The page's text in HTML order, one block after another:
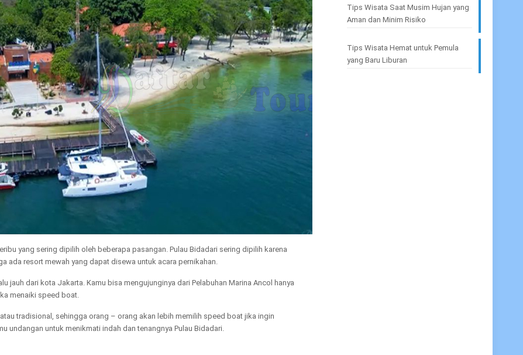
yang sering dipilih oleh beberapa pasangan. Pulau Bidadari sering dipilih karena
ada resort mewah yang dapat disewa untuk acara pernikahan.
jauh dari kota Jakarta. Kamu bisa mengujunginya dari Pelabuhan Marina Ancol hanya
menaiki speed boat.
tradisional, sehingga orang – orang akan lebih memilih speed boat jika ingin
undangan untuk menikmati indah dan tenangnya Pulau Bidadari.
Tips Wisata Saat Musim Hujan yang
Aman dan Minim Risiko
Tips Wisata Hemat untuk Pemula
yang Baru Liburan